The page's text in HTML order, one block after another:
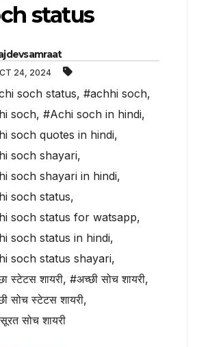
status
24, 2024
soch status, #achhi soch,
soch, #Achi soch in hindi,
soch quotes in hindi,
soch shayari,
soch shayari in hindi,
soch status,
soch status for watsapp,
soch status in hindi,
soch status shayari,
स्टेटस शायरी, #अच्छी सोच शायरी,
सोच स्टेटस शायरी,
सोच शायरी